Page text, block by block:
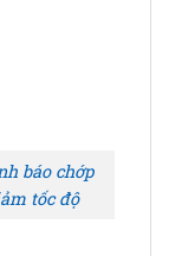
báo chớp
tốc độ